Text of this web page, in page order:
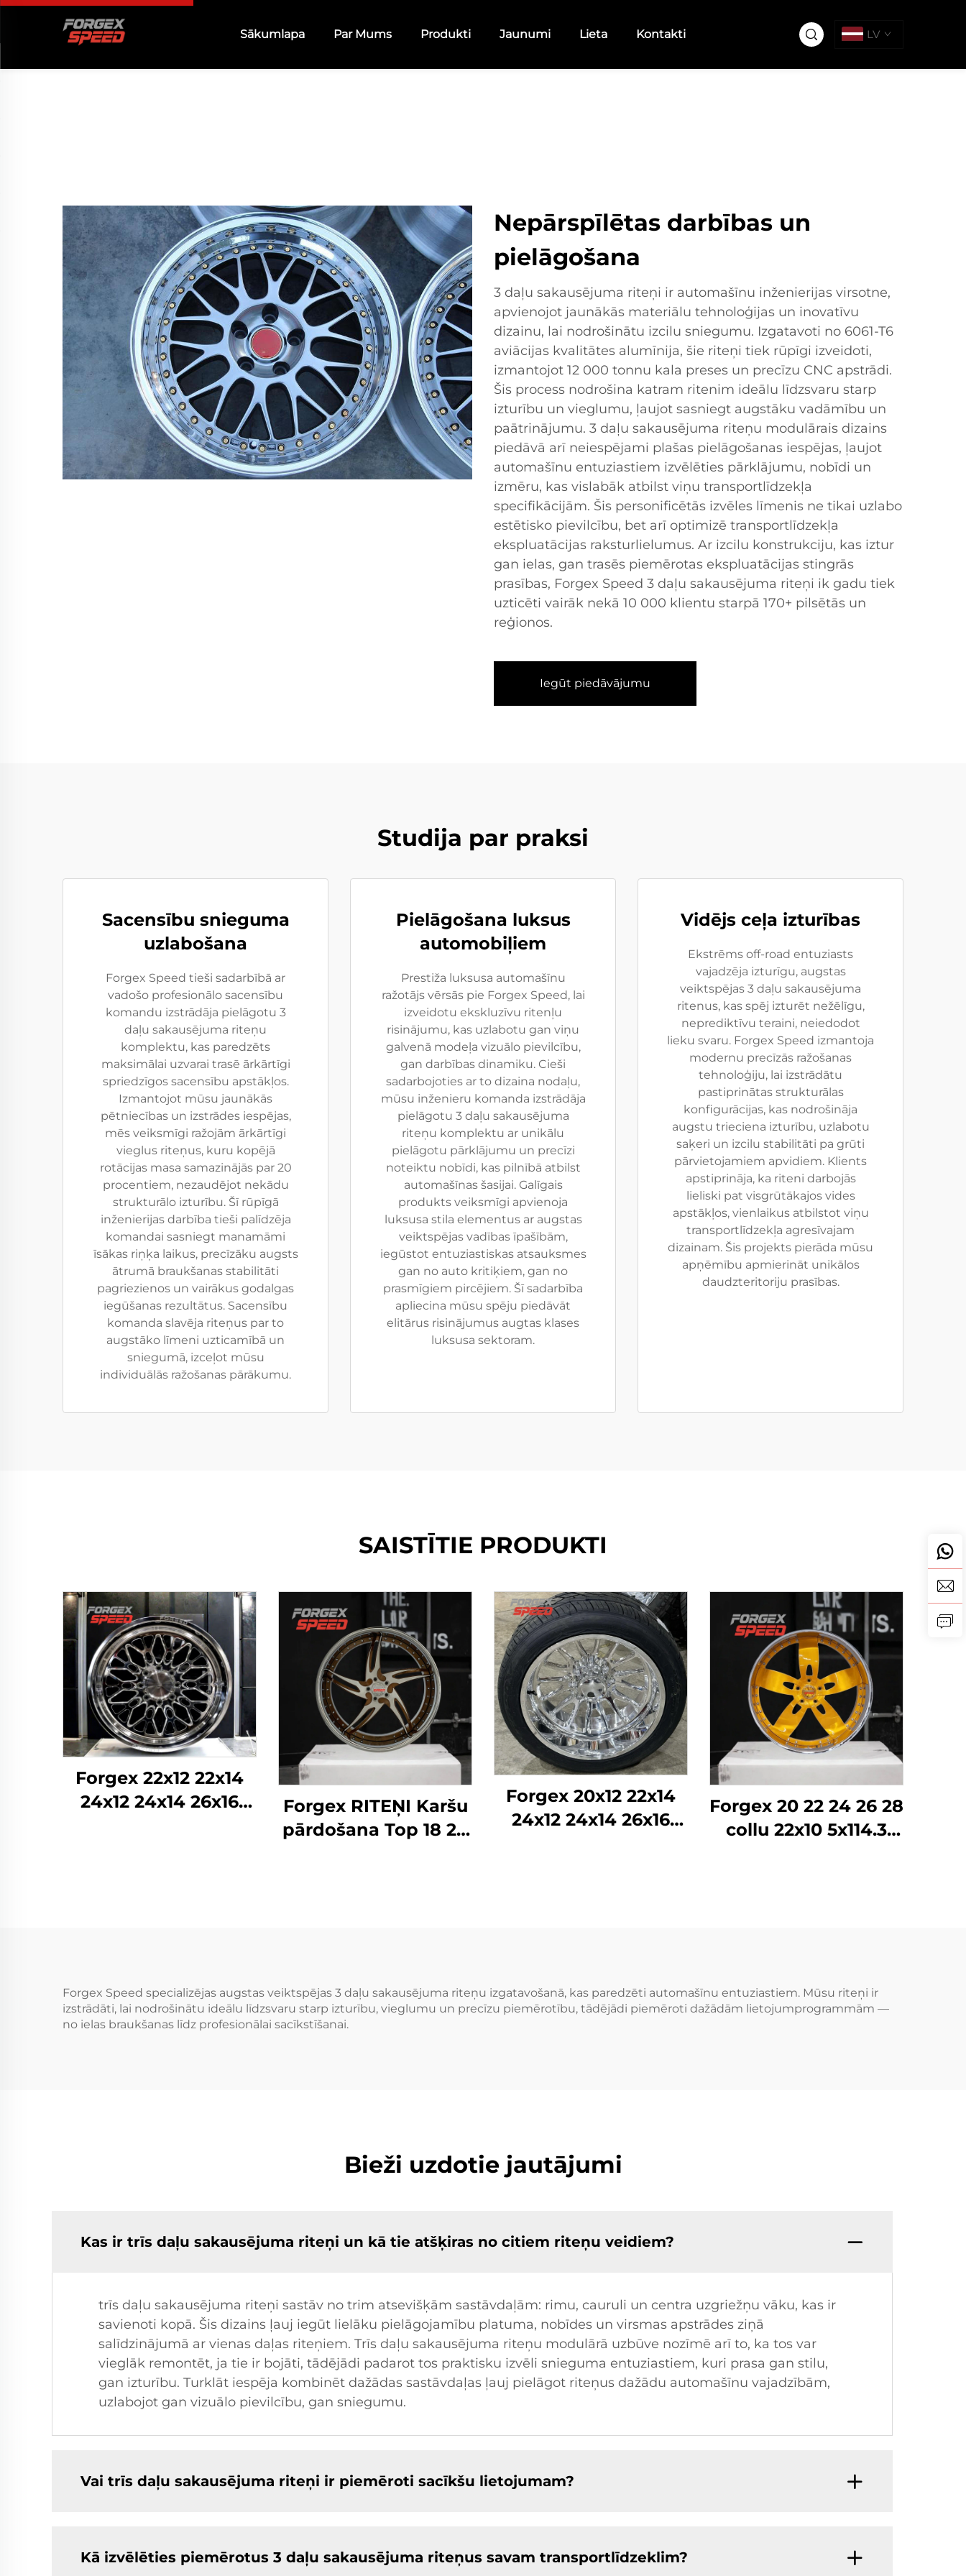
Sākumlapa Par Mums Produkti Jaunumi Lieta Kontakti LV
Nepārspīlētas darbības un
pielāgošana
3 daļu sakausējuma riteņi ir automašīnu inženierijas virsotne,
apvienojot jaunākās materiālu tehnoloģijas un inovatīvu
dizainu, lai nodrošinātu izcilu sniegumu. Izgatavoti no 6061-T6
aviācijas kvalitātes alumīnija, šie riteņi tiek rūpīgi izveidoti,
izmantojot 12 000 tonnu kala preses un precīzu CNC apstrādi.
Šis process nodrošina katram ritenim ideālu līdzsvaru starp
izturību un vieglumu, ļaujot sasniegt augstāku vadāmību un
paātrinājumu. 3 daļu sakausējuma riteņu modulārais dizains
piedāvā arī neiespējami plašas pielāgošanas iespējas, ļaujot
automašīnu entuziastiem izvēlēties pārklājumu, nobīdi un
izmēru, kas vislabāk atbilst viņu transportlīdzekļa
specifikācijām. Šis personificētās izvēles līmenis ne tikai uzlabo
estētisko pievilcību, bet arī optimizē transportlīdzekļa
ekspluatācijas raksturlielumus. Ar izcilu konstrukciju, kas iztur
gan ielas, gan trasēs piemērotas ekspluatācijas stingrās
prasības, Forgex Speed 3 daļu sakausējuma riteņi ik gadu tiek
uzticēti vairāk nekā 10 000 klientu starpā 170+ pilsētās un
reģionos.
Iegūt piedāvājumu
Studija par praksi
Sacensību snieguma
uzlabošana
Forgex Speed tieši sadarbībā ar
vadošo profesionālo sacensību
komandu izstrādāja pielāgotu 3
daļu sakausējuma riteņu
komplektu, kas paredzēts
maksimālai uzvarai trasē ārkārtīgi
spriedzīgos sacensību apstākļos.
Izmantojot mūsu jaunākās
pētniecības un izstrādes iespējas,
mēs veiksmīgi ražojām ārkārtīgi
vieglus riteņus, kuru kopējā
rotācijas masa samazinājās par 20
procentiem, nezaudējot nekādu
strukturālo izturību. Šī rūpīgā
inženierijas darbība tieši palīdzēja
komandai sasniegt manamāmi
īsākas riņķa laikus, precīzāku augsts
ātrumā braukšanas stabilitāti
pagriezienos un vairākus godalgas
iegūšanas rezultātus. Sacensību
komanda slavēja riteņus par to
augstāko līmeni uzticamībā un
sniegumā, izceļot mūsu
individuālās ražošanas pārākumu.
Pielāgošana luksus
automobiļiem
Prestiža luksusa automašīnu
ražotājs vērsās pie Forgex Speed, lai
izveidotu ekskluzīvu ritenļu
risinājumu, kas uzlabotu gan viņu
galvenā modeļa vizuālo pievilcību,
gan darbības dinamiku. Cieši
sadarbojoties ar to dizaina nodaļu,
mūsu inženieru komanda izstrādāja
pielāgotu 3 daļu sakausējuma
riteņu komplektu ar unikālu
pielāgotu pārklājumu un precīzi
noteiktu nobīdi, kas pilnībā atbilst
automašīnas šasijai. Galīgais
produkts veiksmīgi apvienoja
luksusa stila elementus ar augstas
veiktspējas vadības īpašībām,
iegūstot entuziastiskas atsauksmes
gan no auto kritiķiem, gan no
prasmīgiem pircējiem. Šī sadarbība
apliecina mūsu spēju piedāvāt
elitārus risinājumus augtas klases
luksusa sektoram.
Vidējs ceļa izturības
Ekstrēms off-road entuziasts
vajadzēja izturīgu, augstas
veiktspējas 3 daļu sakausējuma
ritenus, kas spēj izturēt nežēlīgu,
neprediktīvu teraini, neiedodot
lieku svaru. Forgex Speed izmantoja
modernu precīzās ražošanas
tehnoloģiju, lai izstrādātu
pastiprinātas strukturālas
konfigurācijas, kas nodrošināja
augstu trieciena izturību, uzlabotu
saķeri un izcilu stabilitāti pa grūti
pārvietojamiem apvidiem. Klients
apstiprināja, ka riteni darbojās
lieliski pat visgrūtākajos vides
apstākļos, vienlaikus atbilstot viņu
transportlīdzekļa agresīvajam
dizainam. Šis projekts pierāda mūsu
apņēmību apmierināt unikālos
daudzteritoriju prasības.
SAISTĪTIE PRODUKTI
Forgex 22x12 22x14
24x12 24x14 26x16
Forgex RITEŅI Karšu
pārdošana Top 18 20
Forgex 20x12 22x14
24x12 24x14 26x16
Forgex 20 22 24 26 28
collu 22x10 5x114.3
Forgex Speed specializējas augstas veiktspējas 3 daļu sakausējuma riteņu izgatavošanā, kas paredzēti automašīnu entuziastiem. Mūsu riteņi ir
izstrādāti, lai nodrošinātu ideālu līdzsvaru starp izturību, vieglumu un precīzu piemērotību, tādējādi piemēroti dažādām lietojumprogrammām —
no ielas braukšanas līdz profesionālai sacīkstīšanai.
Bieži uzdotie jautājumi
Kas ir trīs daļu sakausējuma riteņi un kā tie atšķiras no citiem riteņu veidiem?
trīs daļu sakausējuma riteņi sastāv no trim atsevišķām sastāvdaļām: rimu, cauruli un centra uzgriežņu vāku, kas ir
savienoti kopā. Šis dizains ļauj iegūt lielāku pielāgojamību platuma, nobīdes un virsmas apstrādes ziņā
salīdzinājumā ar vienas daļas riteņiem. Trīs daļu sakausējuma riteņu modulārā uzbūve nozīmē arī to, ka tos var
vieglāk remontēt, ja tie ir bojāti, tādējādi padarot tos praktisku izvēli snieguma entuziastiem, kuri prasa gan stilu,
gan izturību. Turklāt iespēja kombinēt dažādas sastāvdaļas ļauj pielāgot riteņus dažādu automašīnu vajadzībām,
uzlabojot gan vizuālo pievilcību, gan sniegumu.
Vai trīs daļu sakausējuma riteņi ir piemēroti sacīkšu lietojumam?
Kā izvēlēties piemērotus 3 daļu sakausējuma riteņus savam transportlīdzeklim?